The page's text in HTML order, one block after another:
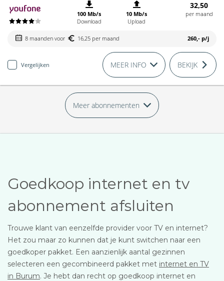
100 Mb/s
Download
10 Mb/s
Upload
32,50
per maand
8 maanden voor 16,25 per maand 260,- p/j
Vergelijken MEER INFO BEKIJK
Meer abonnementen
Goedkoop internet en tv
abonnement afsluiten
Trouwe klant van eenzelfde provider voor TV en internet?
Het zou maar zo kunnen dat je kunt switchen naar een
goedkoper pakket. Een aanzienlijk aantal gezinnen
selecteren een gecombineerd pakket met internet en TV
in Burum. Je hebt dan recht op goedkoop internet en